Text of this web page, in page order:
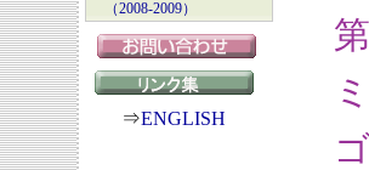
（2008-2009）
⇒ENGLISH